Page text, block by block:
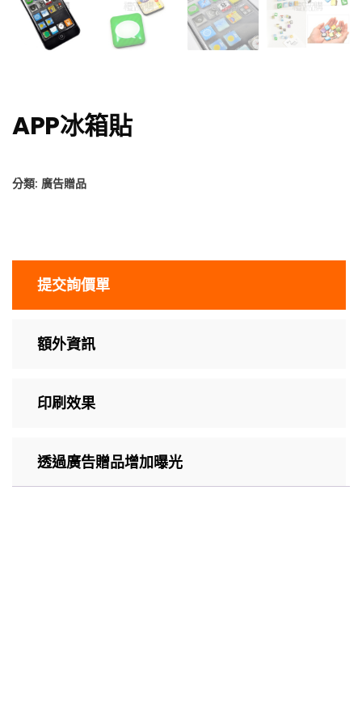
APP冰箱貼
分類: 廣告贈品
提交詢價單
額外資訊
印刷效果
透過廣告贈品增加曝光